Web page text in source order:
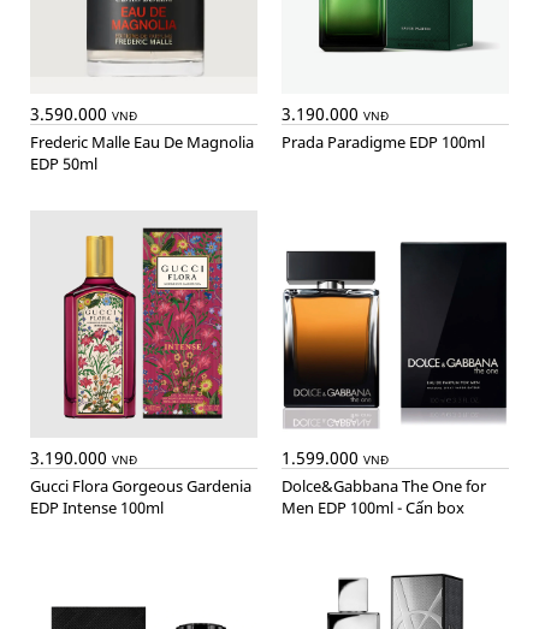
3.590.000 VNĐ
Frederic Malle Eau De Magnolia
EDP 50ml
3.190.000 VNĐ
Prada Paradigme EDP 100ml
3.190.000 VNĐ
Gucci Flora Gorgeous Gardenia
EDP Intense 100ml
1.599.000 VNĐ
Dolce&Gabbana The One for
Men EDP 100ml - Cấn box